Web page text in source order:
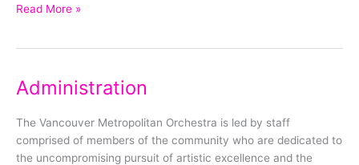
Read More »
Administration
The Vancouver Metropolitan Orchestra is led by staff
comprised of members of the community who are dedicated to
the uncompromising pursuit of artistic excellence and the
Administration